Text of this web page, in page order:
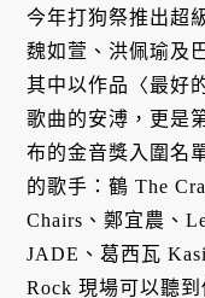
今年打狗祭推出超
魏如萱、洪佩瑜及
其中以作品〈最好
歌曲的安溥，更是
布的金音獎入圍名
的歌手：鶴 The
Chairs、鄭宜農、
JADE、葛西瓦
Rock 現場可以聽